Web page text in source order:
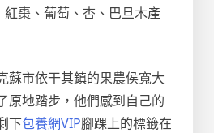
棗、葡萄、杏、巴旦木產
蘇市依干其鎮的果農侯寬大
原地踏步，他們感到自己的
下包養網VIP腳踝上的標籤在